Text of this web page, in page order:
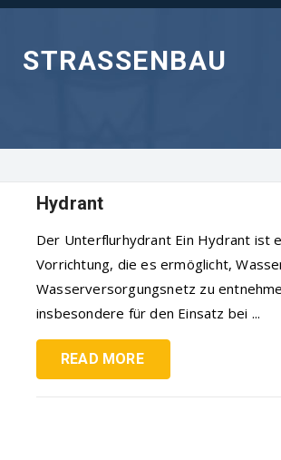
STRASSENBAU
Hydrant
Der Unterflurhydrant Ein Hydrant ist
Vorrichtung, die es ermöglicht,
Wasserversorgungsnetz zu
insbesondere für den Einsatz bei ...
READ MORE